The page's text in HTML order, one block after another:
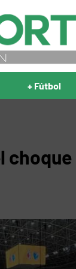
+ Fútbol